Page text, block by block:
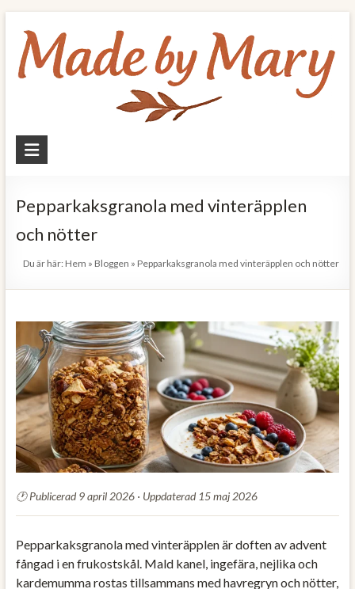
content
Made
Mary
Allt
och
Pepparkaksgranola med vinteräpplen
och nötter
Du är här: Hem » Bloggen » Pepparkaksgranola med vinteräpplen och nötter
Publicerad 9 april 2026 · Uppdaterad 15 maj 2026
Pepparkaksgranola med vinteräpplen är doften av advent
fångad i en frukostskål. Mald kanel, ingefära, nejlika och
kardemumma rostas tillsammans med havregryn och nötter,